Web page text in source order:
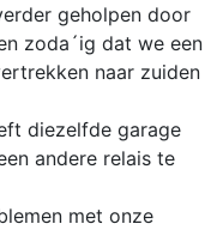
geholpen door
zoda´ig dat we een
naar zuiden
diezelfde garage
andere relais te
met onze